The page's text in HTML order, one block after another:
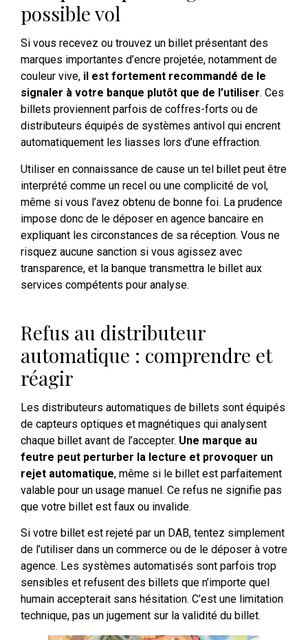
possible vol
Si vous recevez ou trouvez un billet présentant des
marques importantes d’encre projetée, notamment de
couleur vive, il est fortement recommandé de le
signaler à votre banque plutôt que de l’utiliser. Ces
billets proviennent parfois de coffres-forts ou de
distributeurs équipés de systèmes antivol qui encrent
automatiquement les liasses lors d’une effraction.
Utiliser en connaissance de cause un tel billet peut être
interprété comme un recel ou une complicité de vol,
même si vous l’avez obtenu de bonne foi. La prudence
impose donc de le déposer en agence bancaire en
expliquant les circonstances de sa réception. Vous ne
risquez aucune sanction si vous agissez avec
transparence, et la banque transmettra le billet aux
services compétents pour analyse.
Refus au distributeur
automatique : comprendre et
réagir
Les distributeurs automatiques de billets sont équipés
de capteurs optiques et magnétiques qui analysent
chaque billet avant de l’accepter. Une marque au
feutre peut perturber la lecture et provoquer un
rejet automatique, même si le billet est parfaitement
valable pour un usage manuel. Ce refus ne signifie pas
que votre billet est faux ou invalide.
Si votre billet est rejeté par un DAB, tentez simplement
de l’utiliser dans un commerce ou de le déposer à votre
agence. Les systèmes automatisés sont parfois trop
sensibles et refusent des billets que n’importe quel
humain accepterait sans hésitation. C’est une limitation
technique, pas un jugement sur la validité du billet.